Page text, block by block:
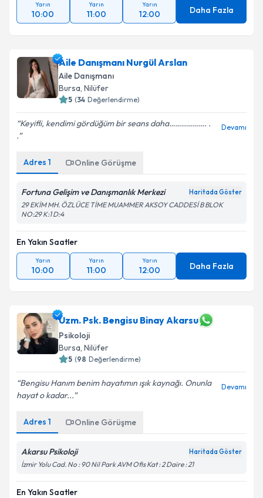
Yarın
10:00
Yarın
11:00
Yarın
12:00 Daha Fazla
Aile Danışmanı Nurgül Arslan
Aile Danışmanı
Bursa, Nilüfer
5 (34 Değerlendirme)
Keyifli, kendimi gördüğüm bir seans daha………………. .
.
Devamı
Adres 1 Online Görüşme
Fortuna Gelişim ve Danışmanlık Merkezi Haritada Göster
29 EKİM MH. ÖZLÜCE TİME MUAMMER AKSOY CADDESİ B BLOK
NO:29 K:1 D:4
En Yakın Saatler
Yarın
10:00
Yarın
11:00
Yarın
12:00 Daha Fazla
Uzm. Psk. Bengisu Binay Akarsu
Psikoloji
Bursa, Nilüfer
5 (98 Değerlendirme)
Bengisu Hanım benim hayatımın ışık kaynağı. Onunla
hayat o kadar...
Devamı
Adres 1 Online Görüşme
Akarsu Psikoloji Haritada Göster
İzmir Yolu Cad. No : 90 Nil Park AVM Ofis Kat : 2 Daire : 21
En Yakın Saatler